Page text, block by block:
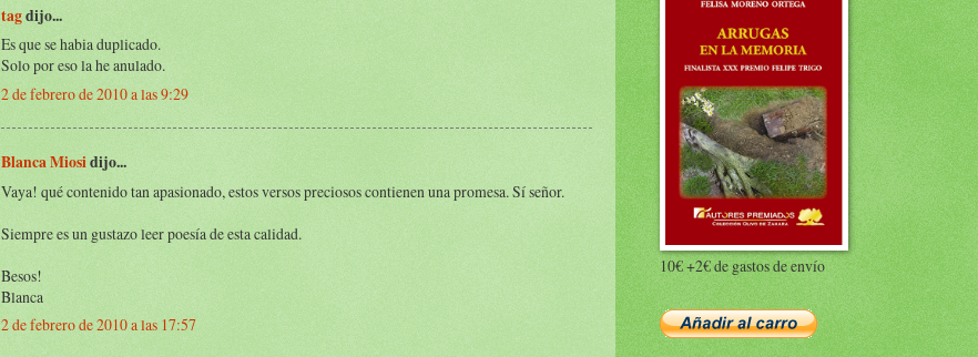
tagdijo...
Es que se habia duplicado.
Solo por eso la he anulado.
2 de febrero de 2010 a las 9:29
Blanca Miosidijo...
Vaya! qué contenido tan apasionado, estos versos preciosos contienen una promesa. Sí señor.
Siempre es un gustazo leer poesía de esta calidad.
Besos!
Blanca
2 de febrero de 2010 a las 17:57
10€ +2€ de gastos de envío